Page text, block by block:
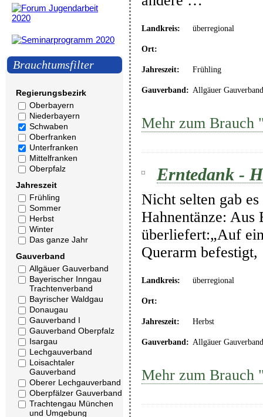
Brauchtumsfilter
Regierungsbezirk
Oberbayern
Niederbayern
Schwaben
Oberfranken
Unterfranken
Mittelfranken
Oberpfalz
Jahreszeit
Frühling
Sommer
Herbst
Winter
Das ganze Jahr
Gauverband
Allgäuer Gauverband
Bayerischer Inngau
Trachtenverband
Bayrischer Waldgau
Donaugau
Gauverband I
Gauverband Oberpfalz
Isargau
Lechgauverband
Loisachtaler
Gauverband
Oberer Lechgauverband
Oberpfälzer Gauverband
Trachtengau München
und Umgebung
Landkreis: überregional
Ort:
Jahreszeit: Frühling
Gauverband: Allgäuer Gauverband
Mehr zum Brauch
Erntedank -
Nicht selten gab
Hahnentänze: Aus
überliefert:„Auf
Querarm
Landkreis: überregional
Ort:
Jahreszeit: Herbst
Gauverband: Allgäuer Gauverband
Mehr zum Brauch